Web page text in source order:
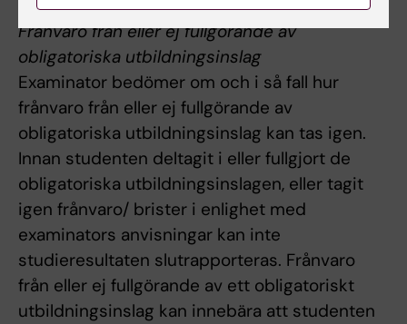
Frånvaro från eller ej fullgörande av
obligatoriska utbildningsinslag
Examinator bedömer om och i så fall hur
frånvaro från eller ej fullgörande av
obligatoriska utbildningsinslag kan tas igen.
Innan studenten deltagit i eller fullgjort de
obligatoriska utbildningsinslagen, eller tagit
igen frånvaro/ brister i enlighet med
examinators anvisningar kan inte
studieresultaten slutrapporteras. Frånvaro
från eller ej fullgörande av ett obligatoriskt
utbildningsinslag kan innebära att studenten